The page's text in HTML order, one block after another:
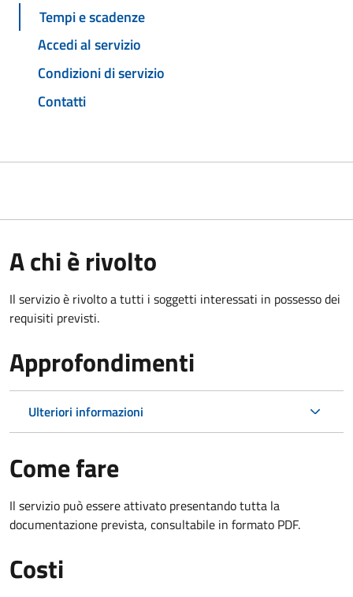
Tempi e scadenze
Accedi al servizio
Condizioni di servizio
Contatti
A chi è rivolto
Il servizio è rivolto a tutti i soggetti interessati in possesso dei
requisiti previsti.
Approfondimenti
Ulteriori informazioni
Come fare
Il servizio può essere attivato presentando tutta la
documentazione prevista, consultabile in formato PDF.
Costi